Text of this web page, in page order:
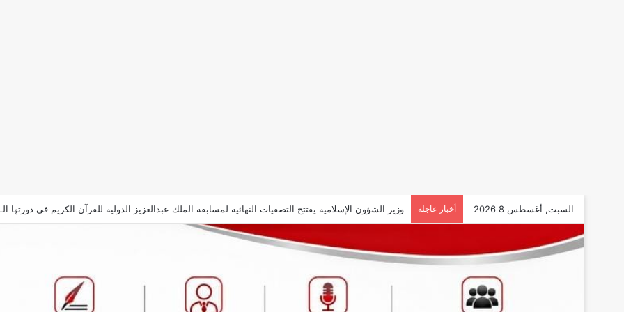
السبت, أغسطس 8 2026 أخبار عاجلة عقول تحب مصر: راندة المنشاوي وكتيبة الإنجاز في هيئة المجتمعات العمرانية